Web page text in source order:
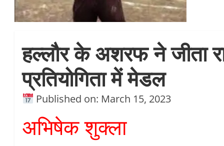
हल्लौर के अशरफ ने जीता
प्रतियोगिता में मेडल
Published on: March 15, 2023
अभिषेक शुक्ला